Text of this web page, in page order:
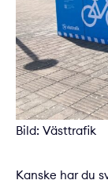
Bild: Västtrafik
Kanske har du